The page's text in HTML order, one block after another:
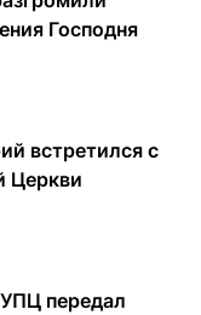
Господня
встретился с
Церкви
передал